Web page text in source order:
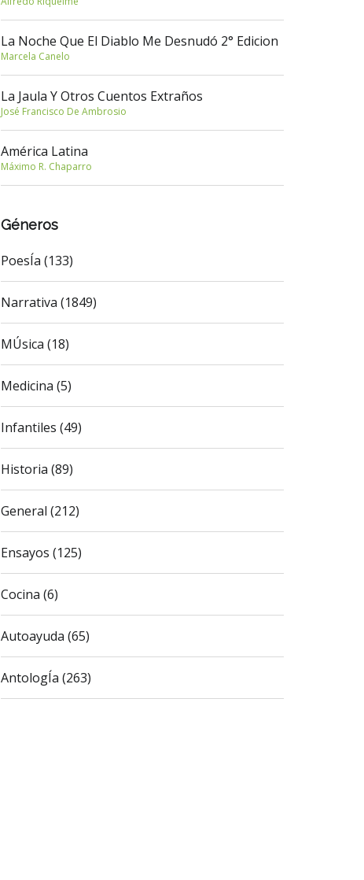
La Noche Que El Diablo Me Desnudó 2° Edicion
Marcela Canelo
La Jaula Y Otros Cuentos Extraños
José Francisco De Ambrosio
América Latina
Máximo R. Chaparro
Géneros
PoesÍa (133)
Narrativa (1849)
MÚsica (18)
Medicina (5)
Infantiles (49)
Historia (89)
General (212)
Ensayos (125)
Cocina (6)
Autoayuda (65)
AntologÍa (263)